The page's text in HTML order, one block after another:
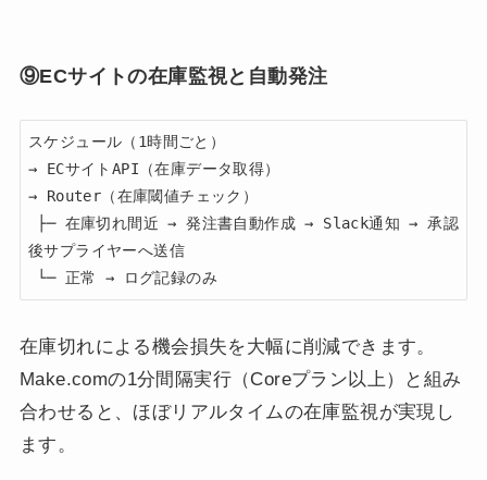
⑨ECサイトの在庫監視と自動発注
スケジュール（1時間ごと）
→ ECサイトAPI（在庫データ取得）
→ Router（在庫閾値チェック）
後サプライヤーへ送信
└─ 正常 → ログ記録のみ
在庫切れによる機会損失を大幅に削減できます。
Make.comの1分間隔実行（Coreプラン以上）と組み
合わせると、ほぼリアルタイムの在庫監視が実現し
ます。